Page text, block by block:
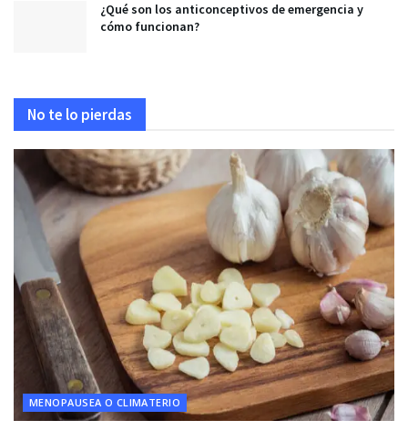
¿Qué son los anticonceptivos de emergencia y
cómo funcionan?
No te lo pierdas
MENOPAUSEA O CLIMATERIO